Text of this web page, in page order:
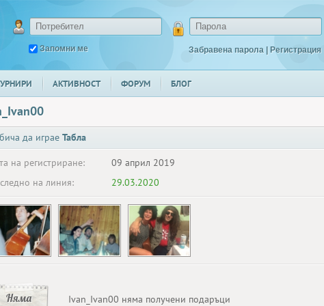
Запомни ме Забравена парола | Регистрация
АКТИВНОСТ ФОРУМ БЛОГ
да играе Табла
на регистриране:
09 април 2019
на линия:
29.03.2020
Няма
Ivan_Ivan00 няма получени подаръци